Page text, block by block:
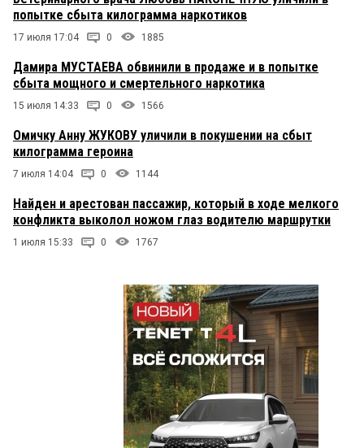
попытке сбыта килограмма наркотиков
17 июля 17:04 0 1885
Дамира МУСТАЕВА обвинили в продаже и в попытке
сбыта мощного и смертельного наркотика
15 июля 14:33 0 1566
Омичку Анну ЖУКОВУ уличили в покушении на сбыт
килограмма героина
7 июля 14:04 0 1144
Найден и арестован пассажир, который в ходе мелкого
конфликта выколол ножом глаз водителю маршрутки
1 июля 15:33 0 1767